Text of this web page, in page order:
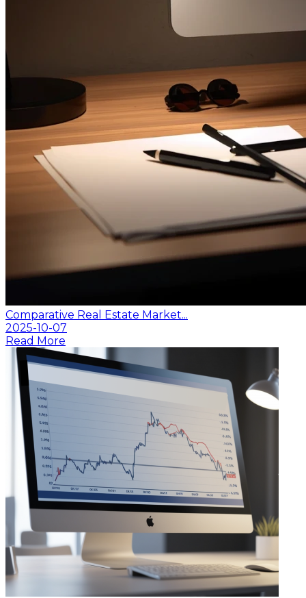
Comparative Real Estate Market...
2025-10-07
Read More